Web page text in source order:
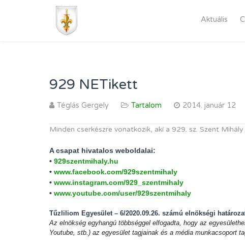
Aktuális
929 NETikett
Téglás Gergely Tartalom 2014. január 12
Minden cserkészre vonatkozik, aki a 929. sz. Szent
A csapat hivatalos weboldalai:
• 929szentmihaly.hu
• www.facebook.com/929szentmihaly
• www.instagram.com/929_szentmihaly
• www.youtube.com/user/929szentmihaly
Tűzliliom Egyesület – 6/2020.09.26. számú elnökségi
Az elnökség egyhangú többséggel elfogadta, hogy az
Youtube, stb.) az egyesület tagjainak és a média munkacsoport